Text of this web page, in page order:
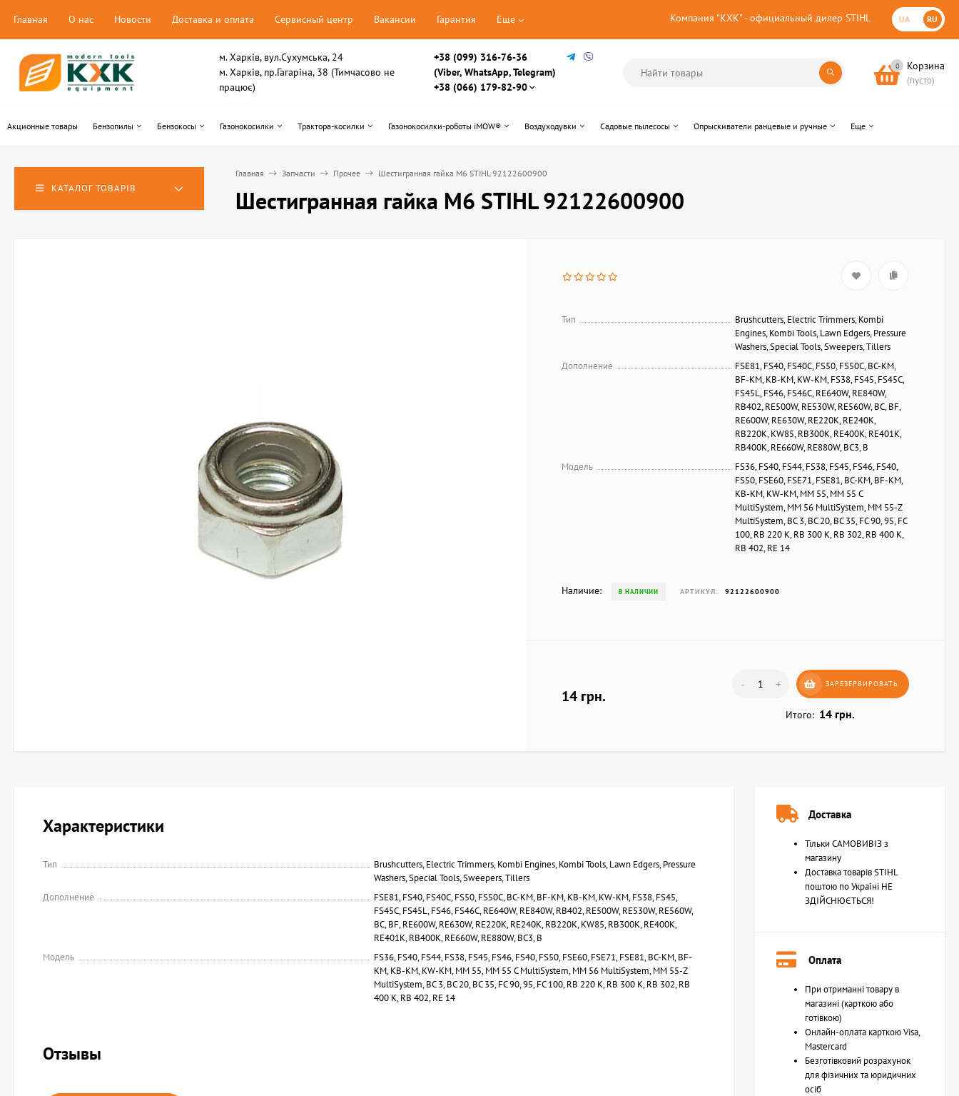
Компания "КХК" - официальный дилер STIHL UA RU
Главная О нас Новости Доставка и оплата Сервисный центр Вакансии Гарантия Еще
м. Харків, вул.Сухумська, 24
м. Харків, пр.Гагаріна, 38 (Тимчасово не
працює)
+38 (099) 316-76-36
(Viber, WhatsApp, Telegram)
+38 (066) 179-82-90
0 Корзина
(пусто)
Акционные товары Бензопилы Бензокосы Газонокосилки Трактора-косилки Газонокосилки-роботы iMOW® Воздуходувки Садовые пылесосы Опрыскиватели ранцевые и ручные Еще
КАТАЛОГ ТОВАРІВ
Главная Запчасти Прочее Шестигранная гайка М6 STIHL 92122600900
Шестигранная гайка М6 STIHL 92122600900
Тип
Brushcutters, Electric Trimmers, Kombi
Engines, Kombi Tools, Lawn Edgers, Pressure
Washers, Special Tools, Sweepers, Tillers
Дополнение
FSE81, FS40, FS40C, FS50, FS50C, BC-KM,
BF-KM, KB-KM, KW-KM, FS38, FS45, FS45C,
FS45L, FS46, FS46C, RE640W, RE840W,
RB402, RE500W, RE530W, RE560W, BC, BF,
RE600W, RE630W, RE220K, RE240K,
RB220K, KW85, RB300K, RE400K, RE401K,
RB400K, RE660W, RE880W, BC3, B
Модель
FS36, FS40, FS44, FS38, FS45, FS46, FS40,
FS50, FSE60, FSE71, FSE81, BC-KM, BF-KM,
KB-KM, KW-KM, MM 55, MM 55 C
MultiSystem, MM 56 MultiSystem, MM 55-Z
MultiSystem, BC 3, BC 20, BC 35, FC 90, 95, FC
100, RB 220 K, RB 300 K, RB 302, RB 400 K,
RB 402, RE 14
Наличие: В НАЛИЧИИ АРТИКУЛ: 92122600900
14 грн.
- + ЗАРЕЗЕРВИРОВАТЬ
Итого: 14 грн.
Характеристики
Тип
Brushcutters, Electric Trimmers, Kombi Engines, Kombi Tools, Lawn Edgers, Pressure
Washers, Special Tools, Sweepers, Tillers
Дополнение
FSE81, FS40, FS40C, FS50, FS50C, BC-KM, BF-KM, KB-KM, KW-KM, FS38, FS45,
FS45C, FS45L, FS46, FS46C, RE640W, RE840W, RB402, RE500W, RE530W, RE560W,
BC, BF, RE600W, RE630W, RE220K, RE240K, RB220K, KW85, RB300K, RE400K,
RE401K, RB400K, RE660W, RE880W, BC3, B
Модель
FS36, FS40, FS44, FS38, FS45, FS46, FS40, FS50, FSE60, FSE71, FSE81, BC-KM, BF-
KM, KB-KM, KW-KM, MM 55, MM 55 C MultiSystem, MM 56 MultiSystem, MM 55-Z
MultiSystem, BC 3, BC 20, BC 35, FC 90, 95, FC 100, RB 220 K, RB 300 K, RB 302, RB
400 K, RB 402, RE 14
Отзывы
Доставка
Тільки САМОВИВІЗ з
магазину
Доставка товарів STIHL
поштою по Україні НЕ
ЗДІЙСНЮЄТЬСЯ!
Оплата
При отриманні товару в
магазині (карткою або
готівкою)
Онлайн-оплата карткою Visa,
Mastercard
Безготівковий розрахунок
для фізичних та юридичних
осіб